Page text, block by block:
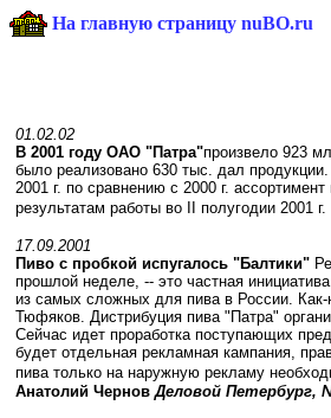
На главную страницу nuBO.ru
01.02.02
В 2001 году ОАО "Патра"произвело 923
было реализовано 630 тыс. дал
2001 г. по сравнению с 2000 г.
результатам работы во II полугодии 2001
17.09.2001
Пиво с пробкой испугалось "Балтики"
прошлой неделе, -- это частная
из самых сложных для пива в России. Как-
Тюфяков. Дистрибуция пива "Патра"
Сейчас идет проработка поступающих
будет отдельная рекламная кампания,
пива только на наружную рекламу
Анатолий ЧерновДеловой Петербург,